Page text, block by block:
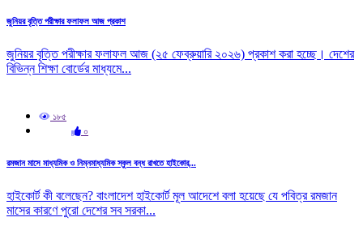
জুনিয়র বৃত্তি পরীক্ষার ফলাফল আজ প্রকাশ
জুনিয়র বৃত্তি পরীক্ষার ফলাফল আজ (২৫ ফেব্রুয়ারি ২০২৬) প্রকাশ করা হচ্ছে। দেশের
বিভিন্ন শিক্ষা বোর্ডের মাধ্যমে...
১৮৫
০
রমজান মাসে মাধ্যমিক ও নিম্নমাধ্যমিক স্কুল বন্ধ রাখতে হাইকোর্...
হাইকোর্ট কী বলেছেন? বাংলাদেশ হাইকোর্ট মূল আদেশে বলা হয়েছে যে পবিত্র রমজান
মাসের কারণে পুরো দেশের সব সরকা...